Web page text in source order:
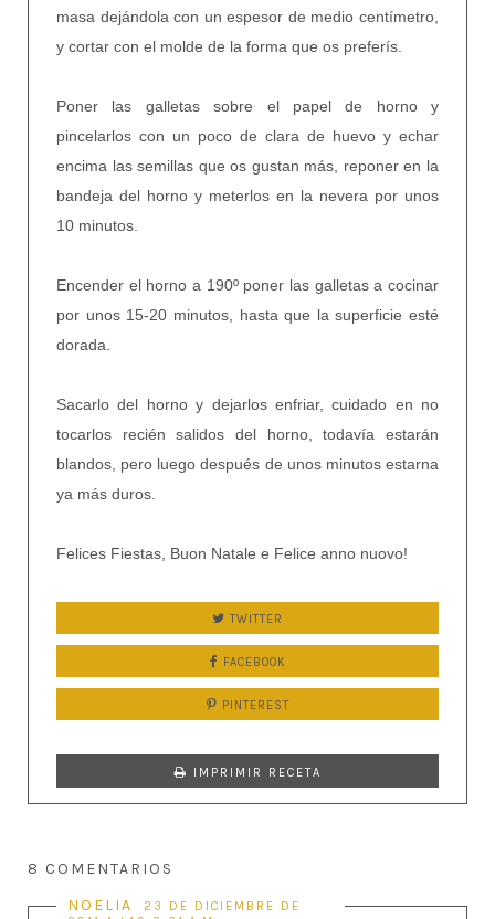
masa dejándola con un espesor de medio centímetro,
y cortar con el molde de la forma que os preferís.
Poner las galletas sobre el papel de horno y
pincelarlos con un poco de clara de huevo y echar
encima las semillas que os gustan más, reponer en la
bandeja del horno y meterlos en la nevera por unos
10 minutos.
Encender el horno a 190º poner las galletas a cocinar
por unos 15-20 minutos, hasta que la superficie esté
dorada.
Sacarlo del horno y dejarlos enfriar, cuidado en no
tocarlos recién salidos del horno, todavía estarán
blandos, pero luego después de unos minutos estarna
ya más duros.
Felices Fiestas, Buon Natale e Felice anno nuovo!
TWITTER
FACEBOOK
PINTEREST
IMPRIMIR RECETA
8 COMENTARIOS
NOELIA
23 DE DICIEMBRE DE